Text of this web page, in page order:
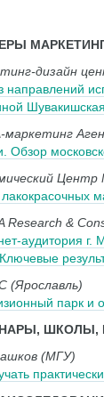
дизайн
направлений
маркетинг
Обзор
Центр
Research &
аудитория г.
(Ярославль)
парк и
ШКОЛЫ,
(МГУ)